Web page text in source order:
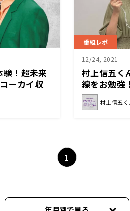
！超未来
ーカイ収
五くんと
番組レポ
12/24, 2021
村上信五く
線をお勉強
村上信五く
1